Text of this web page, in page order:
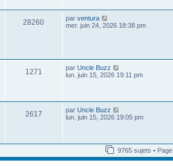
s
a
n
i
e
r
s
a
g
e
d
e
r
m
e
e
28260 par ventura
o
d
e
r
r
m
e
g
e
mer. juin 24, 2026 18:38 pm
1271 par Uncle Buzz
o
e
e
e
r
m
lun. juin 15, 2026 19:11 pm
2617 par Uncle Buzz
o
e
d
e
lun. juin 15, 2026 19:05 pm
9765 sujets • Page